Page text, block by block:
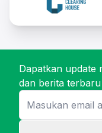
Dapatkan update
dan berita